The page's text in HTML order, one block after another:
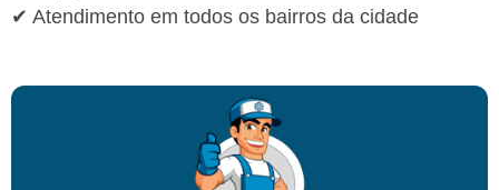
✔ Atendimento em todos os bairros da cidade